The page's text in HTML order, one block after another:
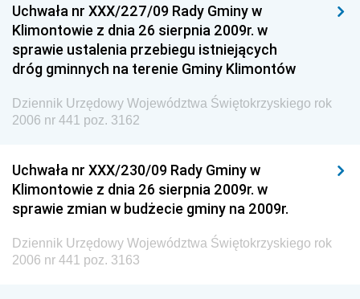
Uchwała nr XXX/227/09 Rady Gminy w
Klimontowie z dnia 26 sierpnia 2009r. w
sprawie ustalenia przebiegu istniejących
dróg gminnych na terenie Gminy Klimontów
Dziennik Urzędowy Województwa Świętokrzyskiego rok
2006 nr 441 poz. 3162
Uchwała nr XXX/230/09 Rady Gminy w
Klimontowie z dnia 26 sierpnia 2009r. w
sprawie zmian w budżecie gminy na 2009r.
Dziennik Urzędowy Województwa Świętokrzyskiego rok
2006 nr 441 poz. 3163